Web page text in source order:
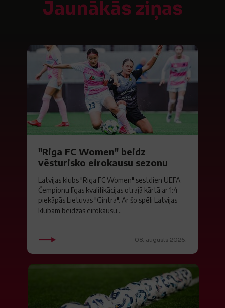
Jaunākās ziņas
"Riga FC Women" beidz
vēsturisko eirokausu sezonu
Latvijas klubs "Riga FC Women" sestdien UEFA
Čempionu līgas kvalifikācijas otrajā kārtā ar 1:4
piekāpās Lietuvas "Gintra". Ar šo spēli Latvijas
klubam beidzās eirokausu...
08. augusts 2026.